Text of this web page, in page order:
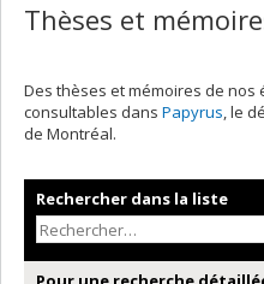
Thèses et
Des thèses et mémoires de
consultables dans Papyrus, le
de Montréal.
Rechercher dans la liste